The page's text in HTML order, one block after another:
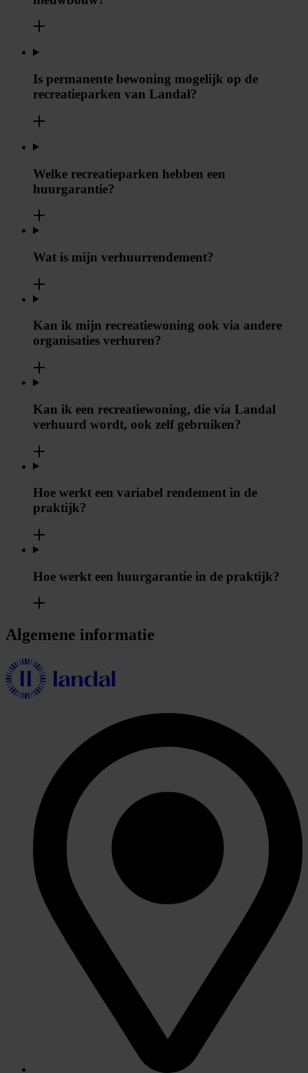
Is permanente bewoning mogelijk op de
recreatieparken van Landal?
Welke recreatieparken hebben een
huurgarantie?
Wat is mijn verhuurrendement?
Kan ik mijn recreatiewoning ook via andere
organisaties verhuren?
Kan ik een recreatiewoning, die via Landal
verhuurd wordt, ook zelf gebruiken?
Hoe werkt een variabel rendement in de
praktijk?
Hoe werkt een huurgarantie in de praktijk?
Algemene informatie